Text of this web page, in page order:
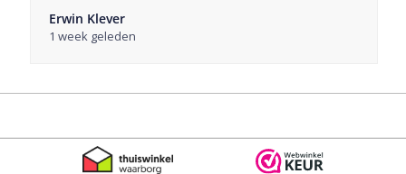
Erwin Klever
1 week geleden